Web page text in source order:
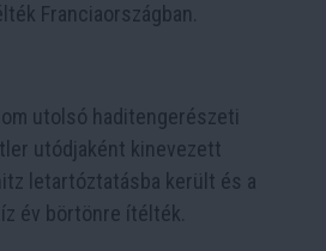
Franciaországban.
utolsó haditengerészeti
utódjaként kinevezett
letartóztatásba került és a
év börtönre ítélték.